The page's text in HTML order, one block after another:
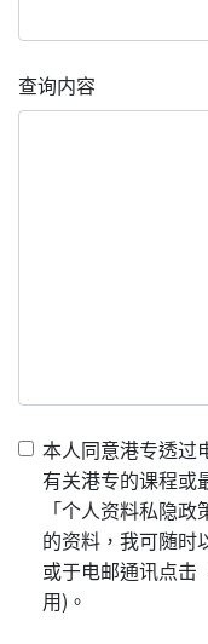
查询内容
本人同意港专透过
有关港专的课程或
「个人资料私隐
的资料，我可随时
或于电邮通讯点击
用)。